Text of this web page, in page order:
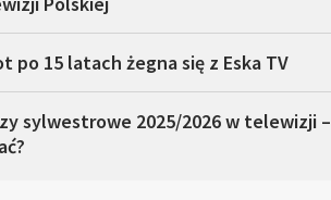
po 15 latach żegna się z Eska TV
sylwestrowe 2025/2026 w telewizji